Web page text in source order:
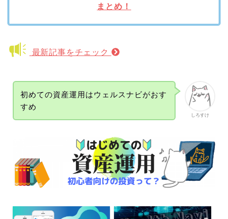
まとめ！
最新記事をチェック
しろすけ
初めての資産運用はウェルスナビがおす
すめ